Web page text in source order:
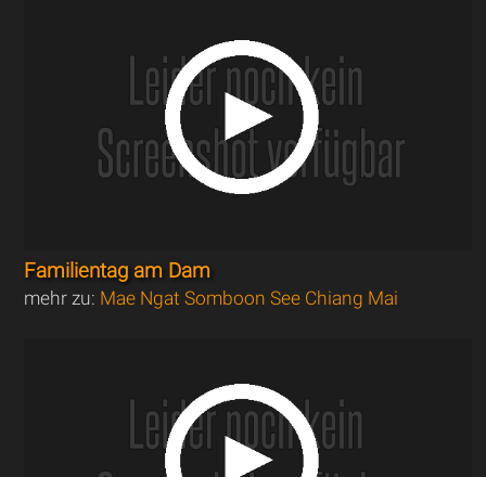
Familientag am Dam
mehr zu: Mae Ngat Somboon See Chiang Mai